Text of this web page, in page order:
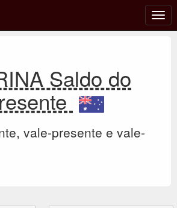
Saldo do
vale-presente e vale-